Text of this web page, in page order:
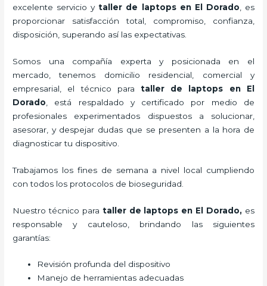
excelente servicio ytaller de laptops en El Dorado , es
proporcionar satisfacción total, compromiso, confianza,
disposición, superando así las expectativas.
Somos una compañía experta y posicionada en el
mercado, tenemos domicilio residencial, comercial y
empresarial, el técnico para taller de laptops
en El
Dorado , está respaldado y certificado por medio de
profesionales experimentados dispuestos a solucionar,
asesorar, y despejar dudas que se presenten a la hora de
diagnosticar tu dispositivo.
Trabajamos los fines de semana a nivel local cumpliendo
con todos los protocolos de bioseguridad.
Nuestro técnico para taller de laptops en El Dorado, es
responsable y cauteloso, brindando las siguientes
garantías:
Revisión profunda del dispositivo
Manejo de herramientas adecuadas